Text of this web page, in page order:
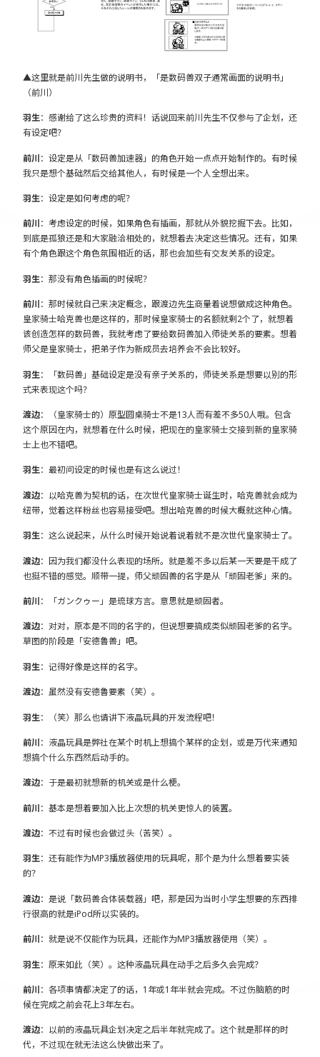
▲这里就是前川先生做的说明书，「是数码兽双子通常画面的说明书」
（前川）
羽生：感谢给了这么珍贵的资料！话说回来前川先生不仅参与了企划，还
有设定吧？
前川：设定是从「数码兽加速器」的角色开始一点点开始制作的。有时候
我只是想个基础然后交给其他人，有时候是一个人全想出来。
羽生：设定是如何考虑的呢？
前川：考虑设定的时候，如果角色有插画，那就从外貌挖掘下去。比如，
到底是孤狼还是和大家融洽相处的，就想着去决定这些情况。还有，如果
有个角色跟这个角色氛围相近的话，那也会加些有交友关系的设定。
羽生：那没有角色插画的时候呢？
前川：那时候就自己来决定概念，跟渡边先生商量着说想做成这种角色。
皇家骑士哈克兽也是这样的，那时候皇家骑士的名额就剩2个了，就想着
该创造怎样的数码兽，我就考虑了要给数码兽加入师徒关系的要素。想着
师父是皇家骑士，把弟子作为新成员去培养会不会比较好。
羽生：「数码兽」基础设定是没有亲子关系的，师徒关系是想要以别的形
式来表现这个吗？
渡边：（皇家骑士的）原型圆桌骑士不是13人而有差不多50人哦。包含
这个原因在内，就想着在什么时候，把现在的皇家骑士交接到新的皇家骑
士上也不错吧。
羽生：最初问设定的时候也是有这么说过！
渡边：以哈克兽为契机的话，在次世代皇家骑士诞生时，哈克兽就会成为
纽带，觉着这样粉丝也容易接受吧。想出哈克兽的时候大概就这种心情。
羽生：这么说起来，从什么时候开始说着说着就不是次世代皇家骑士了。
渡边：因为我们都没什么表现的场所。就是差不多以后某一天要是干成了
也挺不错的感觉。顺带一提，师父顽固兽的名字是从「顽固老爹」来的。
前川：「ガンクゥー」是琉球方言。意思就是顽固者。
渡边：对对，原本是不同的名字的，但说想要搞成类似顽固老爹的名字。
草图的阶段是「安德鲁兽」吧。
羽生：记得好像是这样的名字。
渡边：虽然没有安德鲁要素（笑）。
羽生：（笑）那么也请讲下液晶玩具的开发流程吧！
前川：液晶玩具是弊社在某个时机上想搞个某样的企划，或是万代来通知
想搞个什么东西然后动手的。
渡边：于是最初就想新的机关或是什么梗。
前川：基本是想着要加入比上次想的机关更惊人的装置。
渡边：不过有时候也会做过头（苦笑）。
羽生：还有能作为MP3播放器使用的玩具呢，那个是为什么想着要实装
的？
渡边：是说「数码兽合体装载器」吧，那是因为当时小学生想要的东西排
行很高的就是iPod所以实装的。
前川：就是说不仅能作为玩具，还能作为MP3播放器使用（笑）。
羽生：原来如此（笑）。这种液晶玩具在动手之后多久会完成？
前川：各项事情都决定了的话，1年或1年半就会完成。不过伤脑筋的时
候在完成之前会花上3年左右。
渡边：以前的液晶玩具企划决定之后半年就完成了。这个就是那样的时
代，不过现在就无法这么快做出来了。